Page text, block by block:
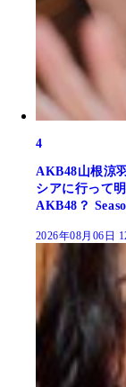
4
AKB48山根涼
シアに行って
AKB48？
2026年08月06日